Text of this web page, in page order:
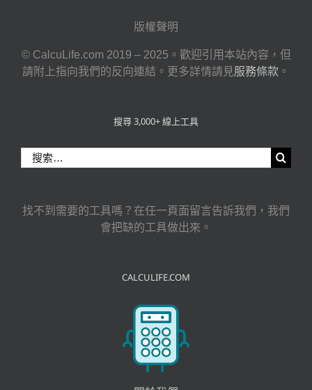
版權聲明
© CalcuLife.com 2019 – 2025。歡迎引用本站內容，但
請附上指向我們的反向連結。更多詳情請見服務條款 。
搜尋 3,000+ 線上工具
索
果：
找不到需要的工具嗎？在任一頁面留言告訴我們，我們
會把缺的工具做出來。
CALCULIFE.COM